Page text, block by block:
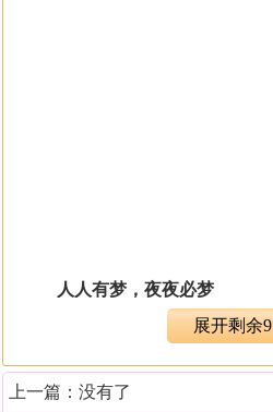
人人有梦，夜夜必梦
事，心理生理学、催眠专家陈锡
展开剩余
上一篇：没有了